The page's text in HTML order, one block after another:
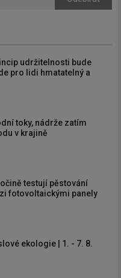
udržitelnosti bude
pro lidi hmatatelný a
toky, nádrže zatím
v krajině
testují pěstování
fotovoltaickými panely
ekologie | 1. - 7. 8.